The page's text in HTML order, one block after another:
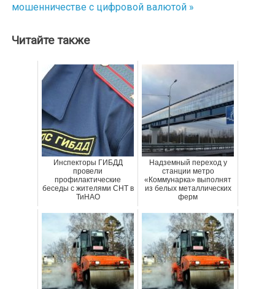
записям
мошенничестве с цифровой валютой »
Читайте также
Инспекторы ГИБДД
провели
профилактические
беседы с жителями СНТ в
ТиНАО
Надземный переход у
станции метро
«Коммунарка» выполнят
из белых металлических
ферм